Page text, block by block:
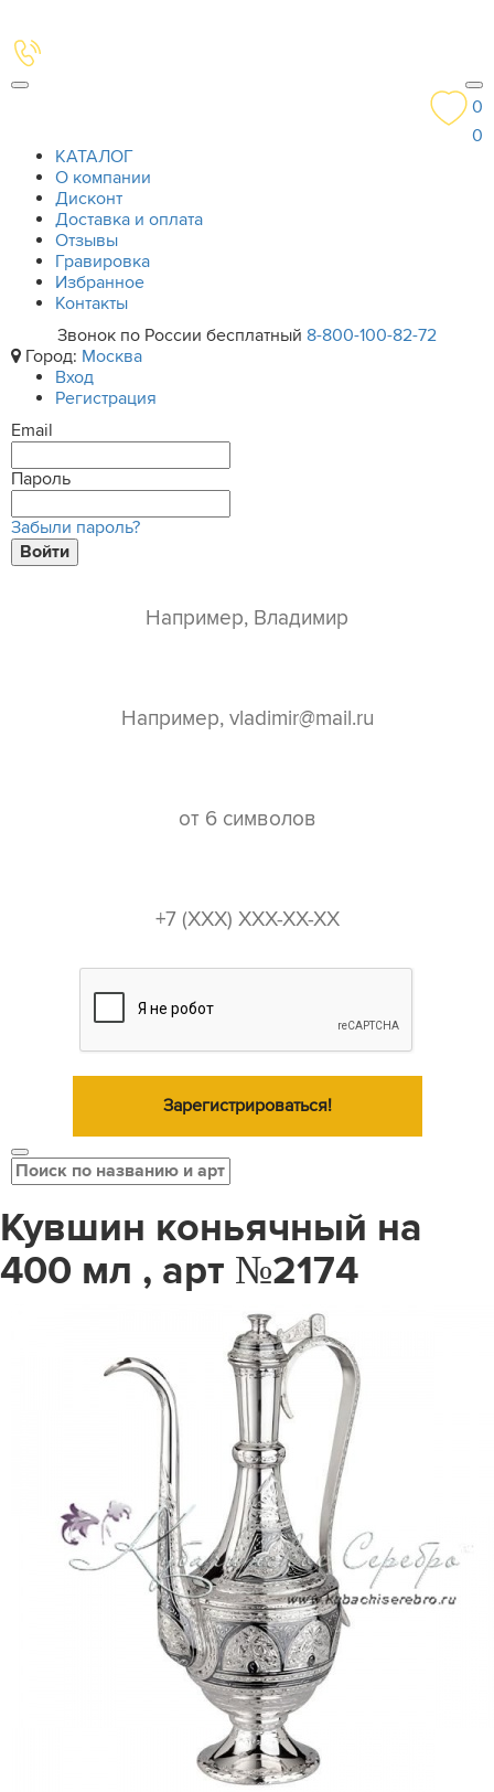
0
0
КАТАЛОГ
О компании
Дисконт
Доставка и оплата
Отзывы
Гравировка
Избранное
Контакты
Звонок по России бесплатный 8-800-100-82-72
Город: Москва
Вход
Регистрация
Email
Пароль
Забыли пароль?
Войти
Зарегистрироваться!
Кувшин коньячный на
400 мл , арт №2174